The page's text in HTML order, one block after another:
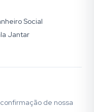
Social
Jantar
de nossa